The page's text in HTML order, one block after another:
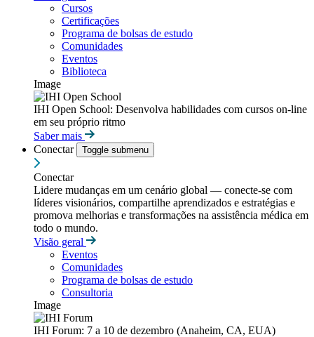
Cursos
Certificações
Programa de bolsas de estudo
Comunidades
Eventos
Biblioteca
Image
IHI Open School: Desenvolva habilidades com cursos on-line
em seu próprio ritmo
Saber mais
Conectar
Toggle submenu
Conectar
Lidere mudanças em um cenário global — conecte-se com
líderes visionários, compartilhe aprendizados e estratégias e
promova melhorias e transformações na assistência médica em
todo o mundo.
Visão geral
Eventos
Comunidades
Programa de bolsas de estudo
Consultoria
Image
IHI Forum: 7 a 10 de dezembro (Anaheim, CA, EUA)